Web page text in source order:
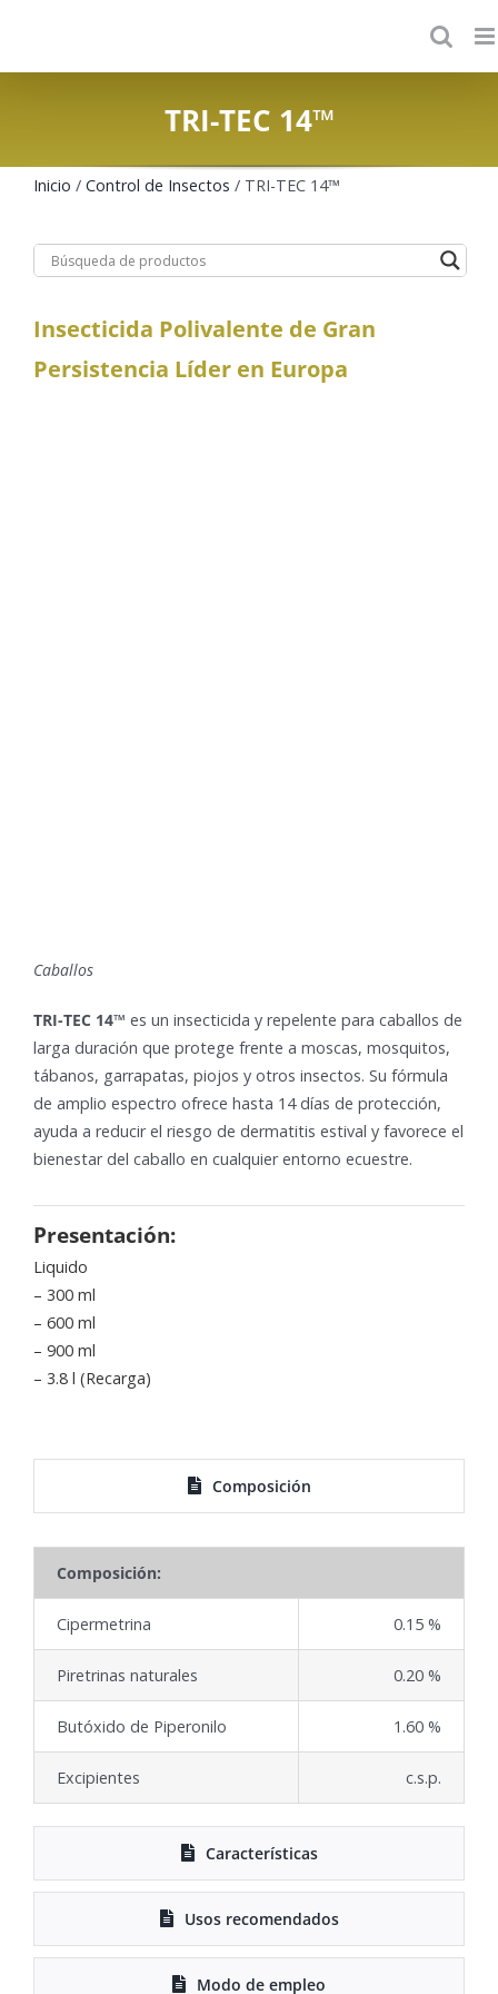
content
TRI-TEC 14™
Inicio / Control de Insectos / TRI-TEC 14™
Insecticida Polivalente de Gran
Persistencia Líder en Europa
Caballos
TRI-TEC 14™ es un insecticida y repelente para caballos de
larga duración que protege frente a moscas, mosquitos,
tábanos, garrapatas, piojos y otros insectos. Su fórmula
de amplio espectro ofrece hasta 14 días de protección,
ayuda a reducir el riesgo de dermatitis estival y favorece el
bienestar del caballo en cualquier entorno ecuestre.
Presentación:
Liquido
– 300 ml
– 600 ml
– 900 ml
– 3.8 l (Recarga)
Composición
Composición:
Cipermetrina 0.15 %
Piretrinas naturales 0.20 %
Butóxido de Piperonilo 1.60 %
Excipientes c.s.p.
Características
Usos recomendados
Modo de empleo